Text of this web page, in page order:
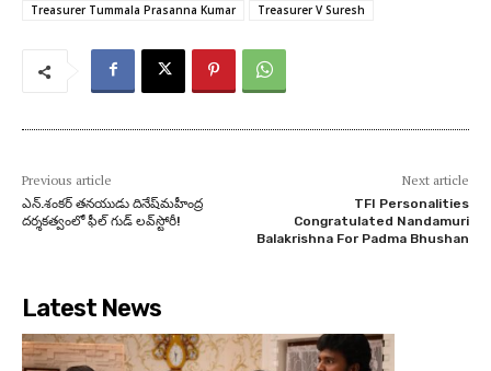
Treasurer Tummala Prasanna Kumar Treasurer V Suresh
Previous article
ఎన్‌.శంకర్‌ తనయుడు దినేష్‌మహీంద్ర
దర్శకత్వంలో ఫీల్‌ గుడ్‌ లవ్‌స్టోరీ!
Next article
TFI Personalities
Congratulated Nandamuri
Balakrishna For Padma Bhushan
Latest News